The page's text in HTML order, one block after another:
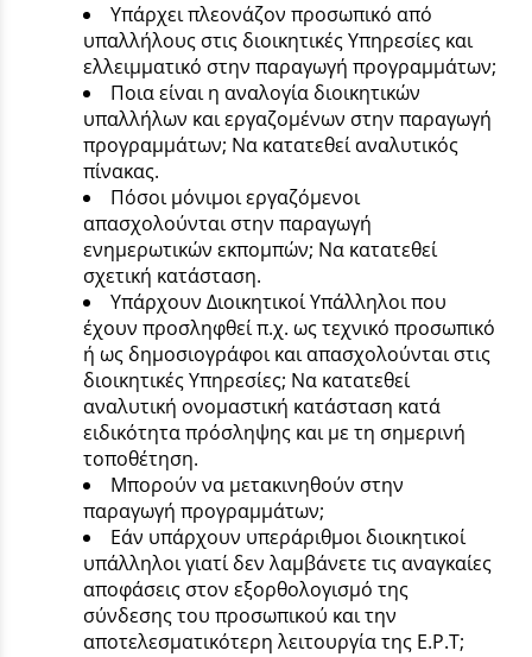
Υπάρχει πλεονάζον προσωπικό από
υπαλλήλους στις διοικητικές Υπηρεσίες και
ελλειμματικό στην παραγωγή προγραμμάτων;
Ποια είναι η αναλογία διοικητικών
υπαλλήλων και εργαζομένων στην παραγωγή
προγραμμάτων; Να κατατεθεί αναλυτικός
πίνακας.
Πόσοι μόνιμοι εργαζόμενοι
απασχολούνται στην παραγωγή
ενημερωτικών εκπομπών; Να κατατεθεί
σχετική κατάσταση.
Υπάρχουν Διοικητικοί Υπάλληλοι που
έχουν προσληφθεί π.χ. ως τεχνικό προσωπικό
ή ως δημοσιογράφοι και απασχολούνται στις
διοικητικές Υπηρεσίες; Να κατατεθεί
αναλυτική ονομαστική κατάσταση κατά
ειδικότητα πρόσληψης και με τη σημερινή
τοποθέτηση.
Μπορούν να μετακινηθούν στην
παραγωγή προγραμμάτων;
Εάν υπάρχουν υπεράριθμοι διοικητικοί
υπάλληλοι γιατί δεν λαμβάνετε τις αναγκαίες
αποφάσεις στον εξορθολογισμό της
σύνδεσης του προσωπικού και την
αποτελεσματικότερη λειτουργία της Ε.Ρ.Τ;